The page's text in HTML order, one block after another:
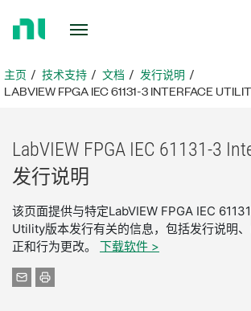
页主页 技术支持 文档
发行说明
LABVIEW FPGA IEC 61131-3 INTERFACE
LabVIEW FPGA IEC 61131-3
发行说明
该页面提供与特定LabVIEW FPGA IEC
Utility版本发行有关的信息，包括发行说明
正和行为更改。 下载软件 >